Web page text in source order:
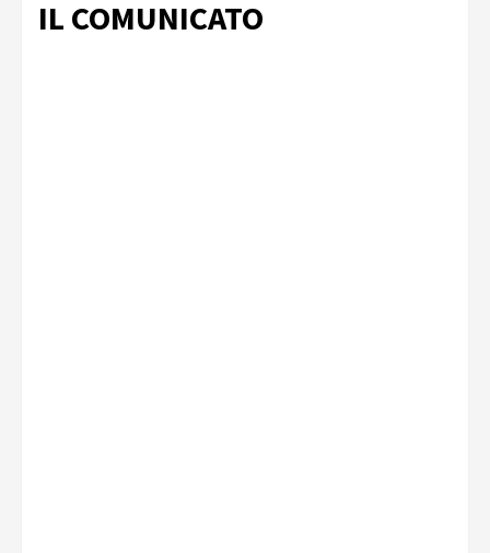
IL COMUNICATO